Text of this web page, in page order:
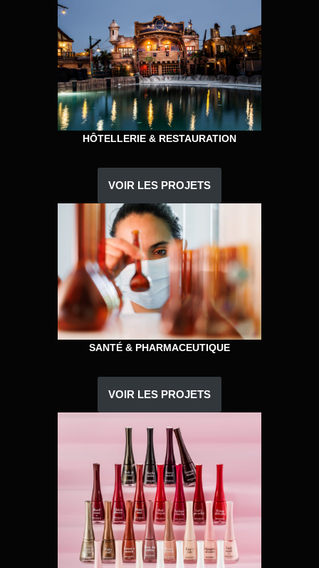
HÔTELLERIE & RESTAURATION
VOIR LES PROJETS
SANTÉ & PHARMACEUTIQUE
VOIR LES PROJETS